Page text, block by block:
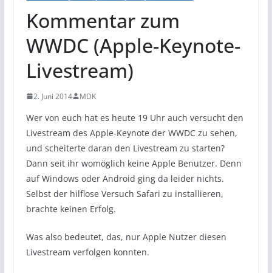
Kommentar zum
WWDC (Apple-Keynote-
Livestream)
2. Juni 2014 MDK
Wer von euch hat es heute 19 Uhr auch versucht den
Livestream des Apple-Keynote der WWDC zu sehen,
und scheiterte daran den Livestream zu starten?
Dann seit ihr womöglich keine Apple Benutzer. Denn
auf Windows oder Android ging da leider nichts.
Selbst der hilflose Versuch Safari zu installieren,
brachte keinen Erfolg.
Was also bedeutet, das, nur Apple Nutzer diesen
Livestream verfolgen konnten.